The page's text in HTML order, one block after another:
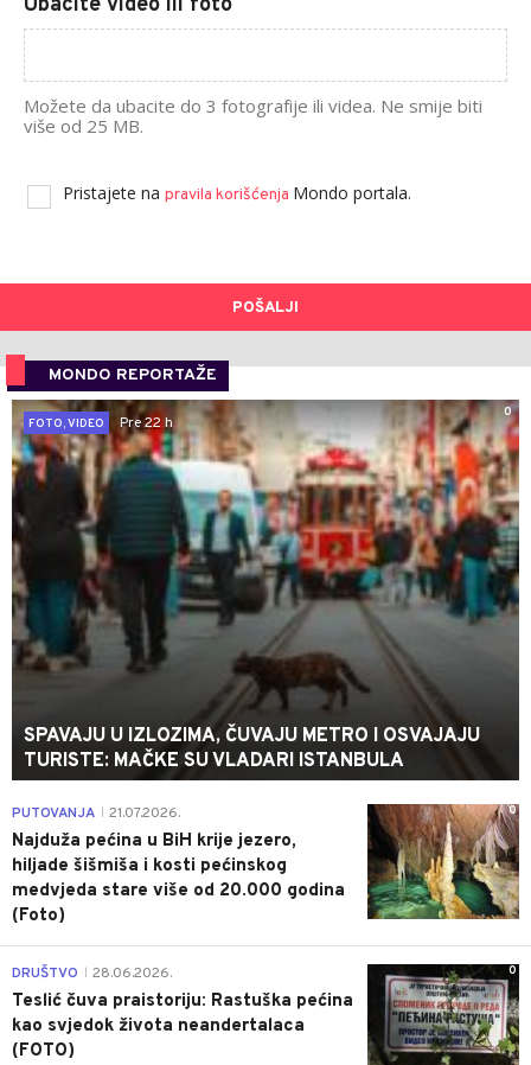
Ubacite video ili foto
Možete da ubacite do 3 fotografije ili videa. Ne smije biti
više od 25 MB.
Pristajete na pravila korišćenja Mondo portala.
POŠALJI
MONDO REPORTAŽE
0
FOTO, VIDEO
Pre 22 h
SPAVAJU U IZLOZIMA, ČUVAJU METRO I OSVAJAJU
TURISTE: MAČKE SU VLADARI ISTANBULA
0
PUTOVANJA 21.07.2026.
Najduža pećina u BiH krije jezero,
hiljade šišmiša i kosti pećinskog
medvjeda stare više od 20.000 godina
(Foto)
0
DRUŠTVO 28.06.2026.
Teslić čuva praistoriju: Rastuška pećina
kao svjedok života neandertalaca
(FOTO)